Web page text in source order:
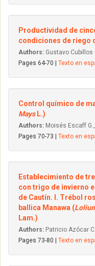
Productividad de
condiciones de riego
Authors: Gustavo Cubillos
Pages 64-70 | Texto en
Control químico de
Mays L.)
Authors: Moisés Escaff
Pages 70-73 | Texto en
Establecimiento de
con trigo de invierno
de Cautín. I. Trébol
ballica Manawa (
Lam.)
Authors: Patricio Azócar
Pages 73-80 | Texto en